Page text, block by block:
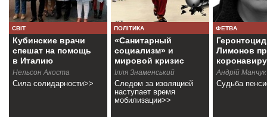
СВІТ
Кубинские врачи
спешат на помощь
в Италию
Нельсон Акоста
Сила солидарности>>
ПОЛІТИКА
«Санитарный
социализм» и
мировой кризис
Ілля Знаменський
Следом за изоляцией
наступает время
мобилизации>>
ФЕТВА
Лимонов
Андрій Манчук
Судьба